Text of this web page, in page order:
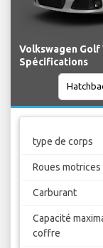
Volkswagen
Spécifications
type de corps
Roues motrices
Carburant
Capacité
coffre